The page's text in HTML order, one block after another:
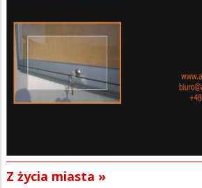
Z życia miasta »